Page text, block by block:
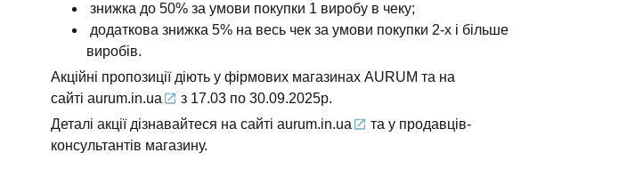
знижка до 50% за умови покупки 1 виробу в чеку;
додаткова знижка 5% на весь чек за умови покупки 2-х і більше
виробів.
Акційні пропозиції діють у фірмових магазинах AURUM та на
сайті aurum.in.ua
з 17.03 по 30.09.2025р.
Деталі акції дізнавайтеся на сайті aurum.in.ua
та у продавців-
консультантів магазину.